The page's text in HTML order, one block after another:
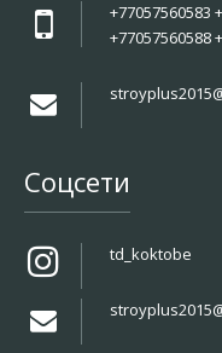
+77057560583
+77057560588
Соцсети
td_koktobe